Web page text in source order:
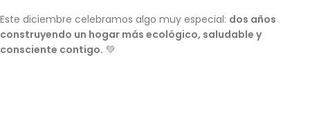
Este diciembre celebramos algo muy especial: dos años
construyendo un hogar más ecológico, saludable y
consciente contigo. 💚